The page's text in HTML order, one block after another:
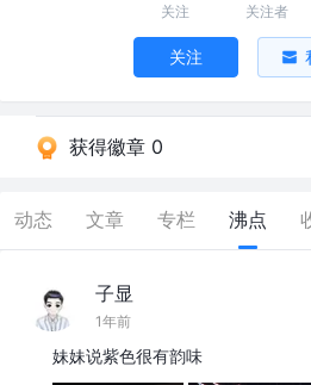
关注 关注者
关注
获得徽章 0
动态 文章 专栏 沸点
子显
1年前
妹妹说紫色很有韵味